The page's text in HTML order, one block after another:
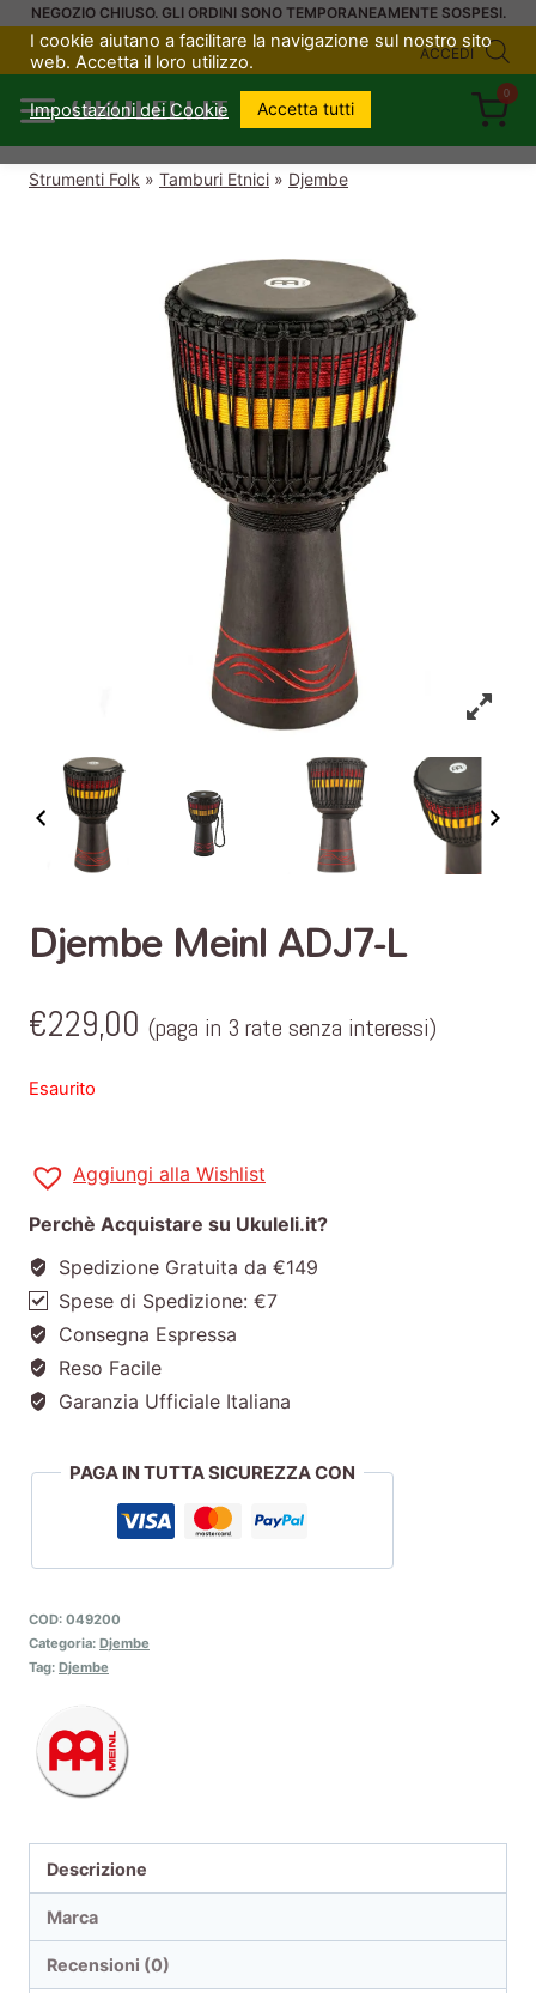
SaltaNEGOZIO CHIUSO. GLI ORDINI SONO TEMPORANEAMENTE SOSPESI.
ACCEDI
UKULELI.IT
0
Strumenti Folk » Tamburi Etnici » Djembe
Djembe Meinl ADJ7-L
€229,00 (paga in 3 rate senza interessi)
Esaurito
Aggiungi alla Wishlist
Perchè Acquistare su Ukuleli.it?
Spedizione Gratuita da €149
Spese di Spedizione: €7
Consegna Espressa
Reso Facile
Garanzia Ufficiale Italiana
PAGA IN TUTTA SICUREZZA CON
COD: 049200
Categoria: Djembe
Tag: Djembe
Descrizione
Marca
Recensioni (0)
I cookie aiutano a facilitare la navigazione sul nostro sito
web. Accetta il loro utilizzo.
Impostazioni dei Cookie Accetta tutti